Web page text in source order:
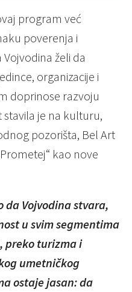
program već
poverenja i
želi da
organizacije i
doprinose razvoju
stavila je na kulturu,
pozorišta, Bel Art
kao nove
da Vojvodina stvara,
u svim segmentima
preko turizma i
umetničkog
ostaje jasan: da